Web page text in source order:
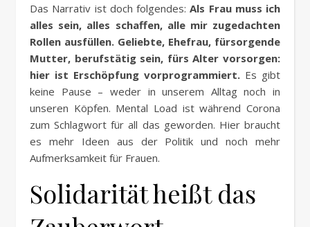
Das Narrativ ist doch folgendes:Als Frau muss ich
alles sein, alles schaffen, alle mir zugedachten
Rollen ausfüllen. Geliebte, Ehefrau, fürsorgende
Mutter, berufstätig sein, fürs Alter vorsorgen:
hier ist Erschöpfung vorprogrammiert. Es gibt
keine Pause – weder in unserem Alltag noch in
unseren Köpfen. Mental Load ist während Corona
zum Schlagwort für all das geworden. Hier braucht
es mehr Ideen aus der Politik und noch mehr
Aufmerksamkeit für Frauen.
Solidarität heißt das